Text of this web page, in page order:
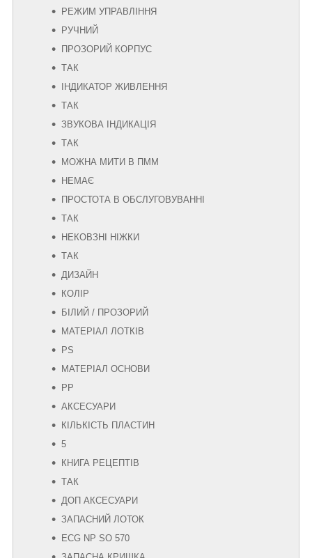
РЕЖИМ УПРАВЛІННЯ
РУЧНИЙ
ПРОЗОРИЙ КОРПУС
ТАК
ІНДИКАТОР ЖИВЛЕННЯ
ТАК
ЗВУКОВА ІНДИКАЦІЯ
ТАК
МОЖНА МИТИ В ПММ
НЕМАЄ
ПРОСТОТА В ОБСЛУГОВУВАННІ
ТАК
НЕКОВЗНІ НІЖКИ
ТАК
ДИЗАЙН
КОЛІР
БІЛИЙ / ПРОЗОРИЙ
МАТЕРІАЛ ЛОТКІВ
PS
МАТЕРІАЛ ОСНОВИ
PP
АКСЕСУАРИ
КІЛЬКІСТЬ ПЛАСТИН
5
КНИГА РЕЦЕПТІВ
ТАК
ДОП АКСЕСУАРИ
ЗАПАСНИЙ ЛОТОК
ECG NP SO 570